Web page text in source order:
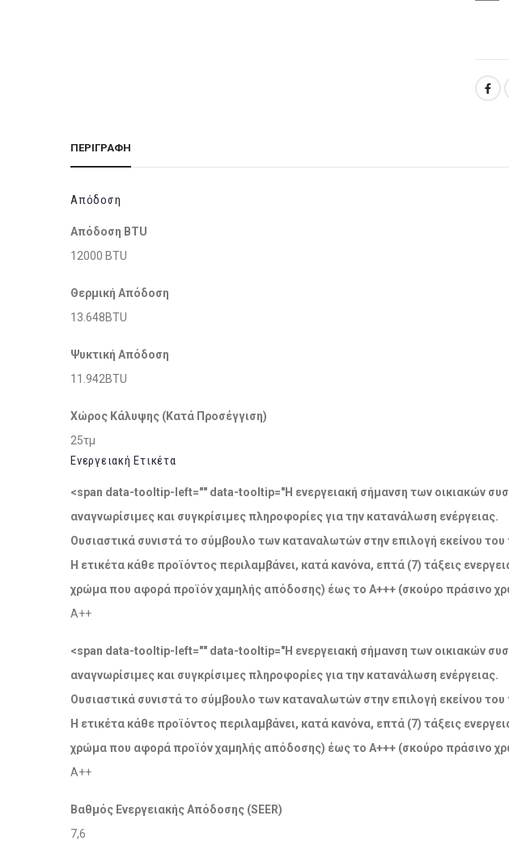
ΠΕΡΙΓΡΑΦΉ
Απόδοση
Απόδοση BTU
12000 BTU
Θερμική Απόδοση
13.648BTU
Ψυκτική Απόδοση
11.942BTU
Χώρος Κάλυψης (Κατά Προσέγγιση)
25τμ
Ενεργειακή Ετικέτα
<span data-tooltip-left="" data-tooltip="Η ενεργειακή σήμανση των οικιακών
αναγνωρίσιμες και συγκρίσιμες πληροφορίες για την κατανάλωση ενέργειας.
Ουσιαστικά συνιστά το σύμβουλο των καταναλωτών στην επιλογή εκείνου
Η ετικέτα κάθε προϊόντος περιλαμβάνει, κατά κανόνα, επτά (7) τάξεις
χρώμα που αφορά προϊόν χαμηλής απόδοσης) έως το Α+++ (σκούρο πράσινο
A++
<span data-tooltip-left="" data-tooltip="Η ενεργειακή σήμανση των οικιακών
αναγνωρίσιμες και συγκρίσιμες πληροφορίες για την κατανάλωση ενέργειας.
Ουσιαστικά συνιστά το σύμβουλο των καταναλωτών στην επιλογή εκείνου
Η ετικέτα κάθε προϊόντος περιλαμβάνει, κατά κανόνα, επτά (7) τάξεις
χρώμα που αφορά προϊόν χαμηλής απόδοσης) έως το Α+++ (σκούρο πράσινο
A++
Βαθμός Ενεργειακής Απόδοσης (SEER)
7,6